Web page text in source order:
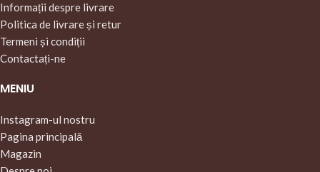
Informații despre livrare
Politica de livrare și retur
Termeni și condiții
Contactați-ne
MENIU
Instagram-ul nostru
Pagina principală
Magazin